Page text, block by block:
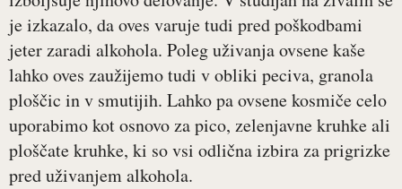
je izkazalo, da oves varuje tudi pred poškodbami
jeter zaradi alkohola. Poleg uživanja ovsene kaše
lahko oves zaužijemo tudi v obliki peciva, granola
ploščic in v smutijih. Lahko pa ovsene kosmiče celo
uporabimo kot osnovo za pico, zelenjavne kruhke ali
ploščate kruhke, ki so vsi odlična izbira za prigrizke
pred uživanjem alkohola.